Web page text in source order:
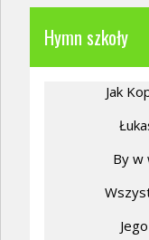
Hymn szkoły
Jak
By w